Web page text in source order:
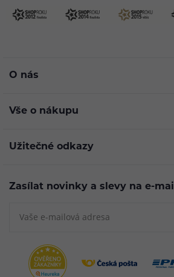
O nás
Vše o nákupu
Užitečné odkazy
Zasílat novinky a slevy na e-mail